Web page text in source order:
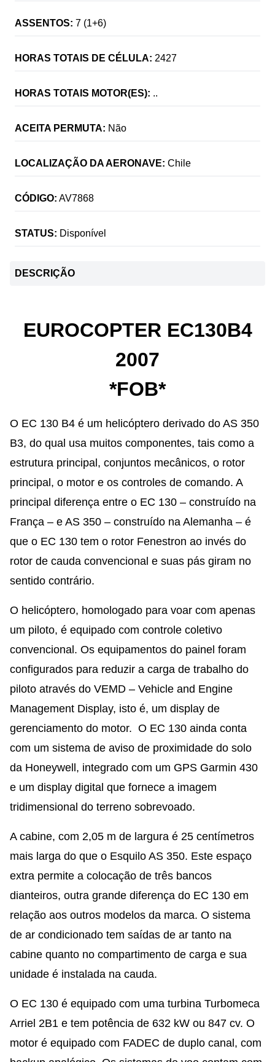
ASSENTOS: 7 (1+6)
HORAS TOTAIS DE CÉLULA: 2427
HORAS TOTAIS MOTOR(ES): ..
ACEITA PERMUTA: Não
LOCALIZAÇÃO DA AERONAVE: Chile
CÓDIGO: AV7868
STATUS: Disponível
DESCRIÇÃO
EUROCOPTER EC130B4
2007
*FOB*
O EC 130 B4 é um helicóptero derivado do AS 350
B3, do qual usa muitos componentes, tais como a
estrutura principal, conjuntos mecânicos, o rotor
principal, o motor e os controles de comando. A
principal diferença entre o EC 130 – construído na
França – e AS 350 – construído na Alemanha – é
que o EC 130 tem o rotor Fenestron ao invés do
rotor de cauda convencional e suas pás giram no
sentido contrário.
O helicóptero, homologado para voar com apenas
um piloto, é equipado com controle coletivo
convencional. Os equipamentos do painel foram
configurados para reduzir a carga de trabalho do
piloto através do VEMD – Vehicle and Engine
Management Display, isto é, um display de
gerenciamento do motor. O EC 130 ainda conta
com um sistema de aviso de proximidade do solo
da Honeywell, integrado com um GPS Garmin 430
e um display digital que fornece a imagem
tridimensional do terreno sobrevoado.
A cabine, com 2,05 m de largura é 25 centímetros
mais larga do que o Esquilo AS 350. Este espaço
extra permite a colocação de três bancos
dianteiros, outra grande diferença do EC 130 em
relação aos outros modelos da marca. O sistema
de ar condicionado tem saídas de ar tanto na
cabine quanto no compartimento de carga e sua
unidade é instalada na cauda.
O EC 130 é equipado com uma turbina Turbomeca
Arriel 2B1 e tem potência de 632 kW ou 847 cv. O
motor é equipado com FADEC de duplo canal, com